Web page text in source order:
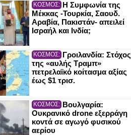
ΚΟΣΜΟΣ: Η Συμφωνία της
Μέκκας -Τουρκία, Σαουδ.
Αραβία, Πακιστάν- απειλεί
Ισραήλ και Ινδία;
ΚΟΣΜΟΣ: Γροιλανδία: Στόχος
της «αυλής Τραμπ»
πετρελαϊκό κοίτασμα αξίας
έως $1 τρισ.
ΚΟΣΜΟΣ: Βουλγαρία:
Ουκρανικό drone εξερράγη
κοντά σε αγωγό φυσικού
αερίου